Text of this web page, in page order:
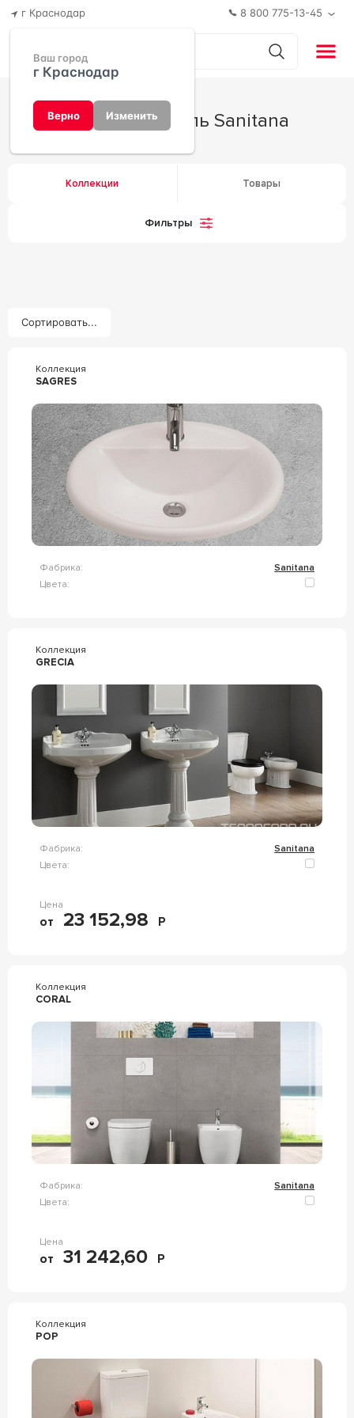
г Краснодар
Ваш город
г Краснодар
Верно Изменить
8 800 775-13-45
Производитель Sanitana
Коллекции Товары
Фильтры
Сортировать...
Коллекция
SAGRES
Фабрика:
Sanitana
Цвета:
Коллекция
GRECIA
Фабрика:
Sanitana
Цвета:
Цена
от 23 152,98 Р
Коллекция
CORAL
Фабрика:
Sanitana
Цвета:
Цена
от 31 242,60 Р
Коллекция
POP